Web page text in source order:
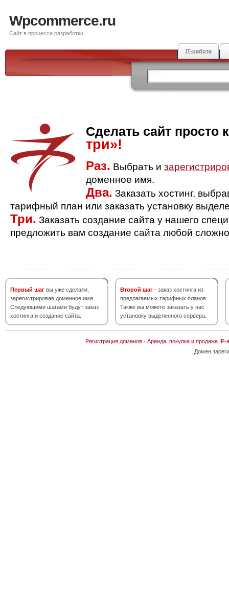
Wpcommerce.ru
Сайт в процессе разработки
IT-работа
Сделать сайт просто
три»!
Раз. Выбрать и
доменное имя.
Два. Заказать хостинг,
тарифный план или заказать установку
Три. Заказать создание сайта у нашего
предложить вам создание сайта любой
Первый шаг вы уже сделали,
зарегистрировав доменное имя.
Следующими шагами будут заказ
хостинга и создание сайта.
Второй шаг - заказ хостинга из
предлагаемых тарифных планов.
Также вы можете заказать у нас
установку выделенного сервера.
Регистрация доменов· Аренда, покупка и продажа IP-
Домен